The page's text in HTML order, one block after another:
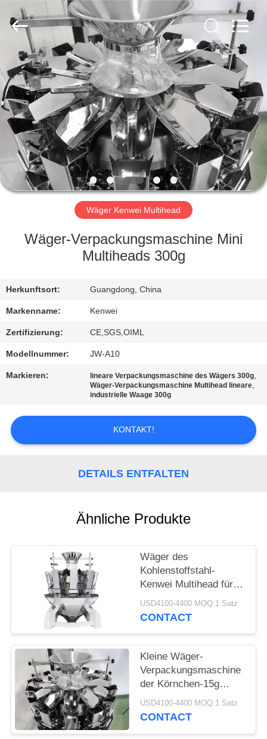
STARTSEITE
PRODUKTE
ÜBER
UNS
FABRIK
QUALITÄTSKONTROLLE
KONTAKT
REFERENZEN
POLICY
Intellectualized
Machinery
Co.,
Ltd..
Reserved.
Wäger Kenwei Multihead
Wäger-Verpackungsmaschine Mini
Multiheads 300g
Herkunftsort: Guangdong, China
Markenname: Kenwei
Zertifizierung: CE,SGS,OIML
Modellnummer: JW-A10
Markieren: lineare Verpackungsmaschine des Wägers 300g,
Wäger-Verpackungsmaschine Multihead lineare,
industrielle Waage 300g
KONTAKT!
DETAILS ENTFALTEN
Ähnliche Produkte
Wäger des
Kohlenstoffstahl-
Kenwei Multihead für
Samen
USD4100-4400 MOQ:1 Satz
CONTACT
Kleine Wäger-
Verpackungsmaschine
der Körnchen-15g
Multihead
USD4100-4400 MOQ:1 Satz
CONTACT